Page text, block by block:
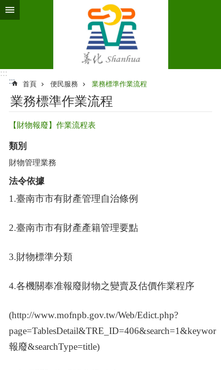
跳到主要內容區塊
:::
:::
首頁 便民服務 業務標準作業流程‭
業務標準作業流程‭
【財物報廢】作業流程表
類別
財物管理業務
法令依據
1.臺南市市有財產管理自治條例
2.臺南市市有財產產籍管理要點
3.財物標準分類
4.各機關奉准報廢財物之變賣及估價作業程序
(http://www.mofnpb.gov.tw/Web/Edict.php?
報廢&searchType=title)